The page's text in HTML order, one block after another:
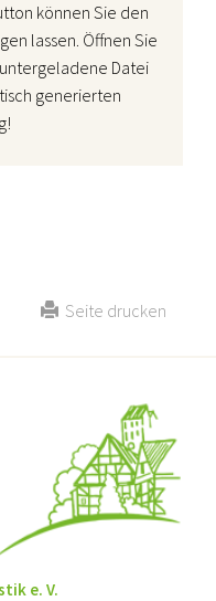
können Sie den
lassen. Öffnen Sie
Datei
generierten
Seite drucken
e. V.